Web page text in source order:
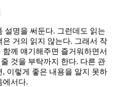
설명을 써둔다. 그런데도 읽는
거의 읽지 않는다. 그래서 작
께 얘기해주면 즐거워하면서
것을 부탁까지 한다. 다른 관
이렇게 좋은 내용을 알지 못하
에서다.